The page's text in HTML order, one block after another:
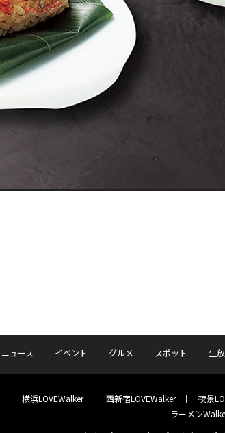
ニュース イベント グルメ スポット 生
横浜LOVEWalker 西新宿LOVEWalker 夜景
ラーメン